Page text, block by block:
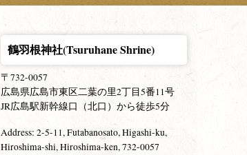
鶴羽根神社(Tsuruhane Shrine)
〒732-0057
広島県広島市東区二葉の里2丁目5番11号
JR広島駅新幹線口（北口）から徒歩5分
Address: 2-5-11, Futabanosato, Higashi-ku,
Hiroshima-shi, Hiroshima-ken, 732-0057